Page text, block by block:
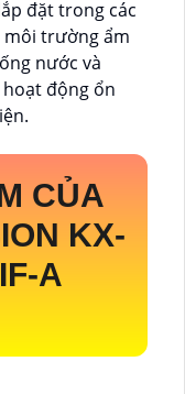
đặt trong các
môi trường ẩm
nước và
động ổn
CỦA
KX-
A